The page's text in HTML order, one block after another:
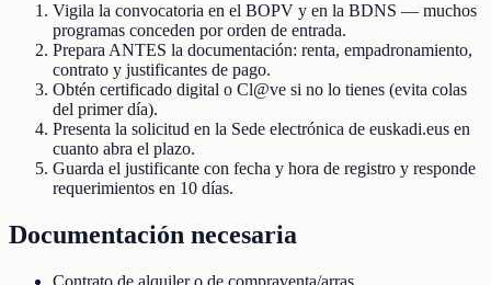
Vigila la convocatoria en el BOPV y en la BDNS — muchos
programas conceden por orden de entrada.
Prepara ANTES la documentación: renta, empadronamiento,
contrato y justificantes de pago.
Obtén certificado digital o Cl@ve si no lo tienes (evita colas
del primer día).
Presenta la solicitud en la Sede electrónica de euskadi.eus en
cuanto abra el plazo.
Guarda el justificante con fecha y hora de registro y responde
requerimientos en 10 días.
Documentación necesaria
Contrato de alquiler o de compraventa/arras